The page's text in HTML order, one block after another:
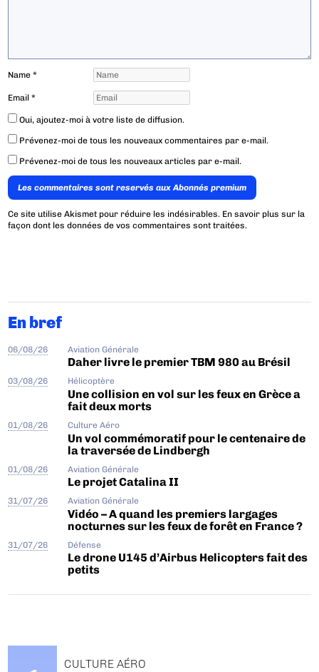
Name*
Email*
Oui, ajoutez-moi à votre liste de diffusion.
Prévenez-moi de tous les nouveaux commentaires par e-mail.
Prévenez-moi de tous les nouveaux articles par e-mail.
Les commentaires sont reservés aux Abonnés premium
Ce site utilise Akismet pour réduire les indésirables. En savoir plus sur la
façon dont les données de vos commentaires sont traitées.
En bref
06/08/26 Aviation Générale
Daher livre le premier TBM 980 au Brésil
03/08/26 Hélicoptère
Une collision en vol sur les feux en Grèce a
fait deux morts
01/08/26 Culture Aéro
Un vol commémoratif pour le centenaire de
la traversée de Lindbergh
01/08/26 Aviation Générale
Le projet Catalina II
31/07/26 Aviation Générale
Vidéo – A quand les premiers largages
nocturnes sur les feux de forêt en France ?
31/07/26 Défense
Le drone U145 d’Airbus Helicopters fait des
petits
CULTURE AÉRO